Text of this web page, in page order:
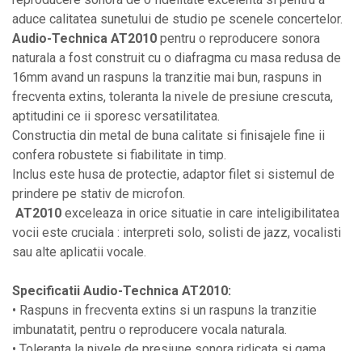
Rack studio
Recordere de studio
Recordere portabile
Sintetizatoare
Standuri si stative de monitoare
Subwoofere de studio
Tratament acustic
Lumini si efecte
Accesorii pentru lumini
Bare Led
Case-uri de lumini
Comenzi si controllere
aduce calitatea sunetului de studio pe scenele concertelor.
Audio-Technica AT2010 pentru o reproducere sonora
naturala a fost construit cu o diafragma cu masa redusa de
16mm avand un raspuns la tranzitie mai bun, raspuns in
frecventa extins, toleranta la nivele de presiune crescuta,
aptitudini ce ii sporesc versatilitatea.
Constructia din metal de buna calitate si finisajele fine ii
confera robustete si fiabilitate in timp.
Inclus este husa de protectie, adaptor filet si sistemul de
prindere pe stativ de microfon.
AT2010 exceleaza in orice situatie in care inteligibilitatea
vocii este cruciala : interpreti solo, solisti de jazz, vocalisti
sau alte aplicatii vocale.
Specificatii Audio-Technica AT2010:
• Raspuns in frecventa extins si un raspuns la tranzitie
imbunatatit, pentru o reproducere vocala naturala.